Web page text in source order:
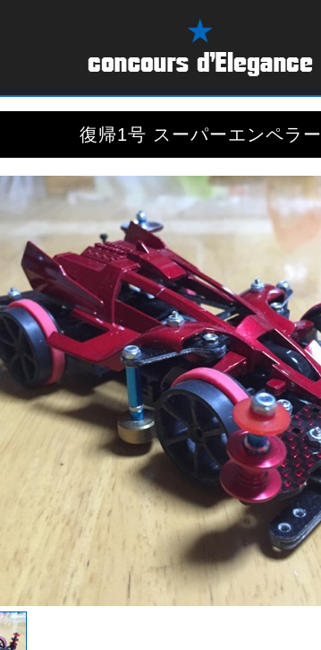
復帰1号 スーパーエンペラー